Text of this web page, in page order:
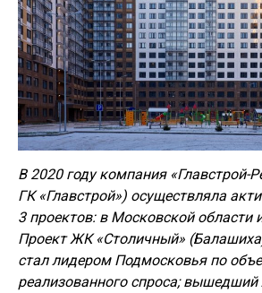
В 2020 году компания «Главстрой-
ГК «Главстрой») осуществляла
3 проектов: в Московской области
Проект ЖК «Столичный»
стал лидером Подмосковья по
реализованного спроса; вышедший